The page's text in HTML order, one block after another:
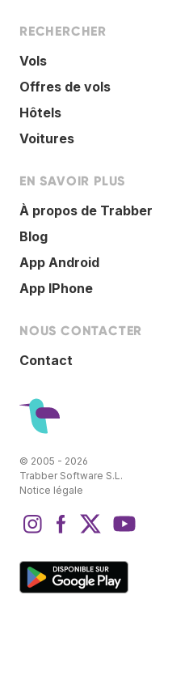
RECHERCHER
Vols
Offres de vols
Hôtels
Voitures
EN SAVOIR PLUS
À propos de Trabber
Blog
App Android
App IPhone
NOUS CONTACTER
Contact
© 2005 - 2026
Trabber Software S.L.
Notice légale